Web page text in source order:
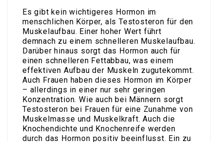
Es gibt kein wichtigeres Hormon im
menschlichen Körper, als Testosteron für den
Muskelaufbau. Einer hoher Wert führt
demnach zu einem schnelleren Muskelaufbau.
Darüber hinaus sorgt das Hormon auch für
einen schnelleren Fettabbau, was einem
effektiven Aufbau der Muskeln zugutekommt.
Auch Frauen haben dieses Hormon im Körper
– allerdings in einer nur sehr geringen
Konzentration. Wie auch bei Männern sorgt
Testosteron bei Frauen für eine Zunahme von
Muskelmasse und Muskelkraft. Auch die
Knochendichte und Knochenreife werden
durch das Hormon positiv beeinflusst. Ein zu